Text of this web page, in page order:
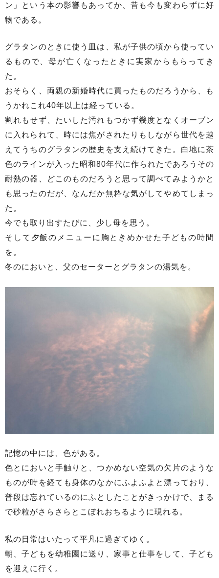
ン」という本の影響もあってか、昔も今も変わらずに好
物である。
グラタンのときに使う皿は、私が子供の頃から使ってい
るもので、母が亡くなったときに実家からもらってき
た。
おそらく、両親の新婚時代に買ったものだろうから、も
うかれこれ40年以上は経っている。
割れもせず、たいした汚れもつかず幾度となくオーブン
に入れられて、時には焦がされたりもしながら世代を越
えてうちのグラタンの歴史を支え続けてきた。白地に茶
色のラインが入った昭和80年代に作られたであろうその
耐熱の器、どこのものだろうと思って調べてみようかと
も思ったのだが、なんだか無粋な気がしてやめてしまっ
た。
今でも取り出すたびに、少し母を思う。
そして夕飯のメニューに胸ときめかせた子どもの時間
を。
冬のにおいと、父のセーターとグラタンの湯気を。
記憶の中には、色がある。
色とにおいと手触りと、つかめない空気の欠片のような
ものが時を経ても身体のなかにふよふよと漂っており、
普段は忘れているのにふとしたことがきっかけで、まる
で砂粒がさらさらとこぼれおちるように現れる。
私の日常はいたって平凡に過ぎてゆく。
朝、子どもを幼稚園に送り、家事と仕事をして、子ども
を迎えに行く。